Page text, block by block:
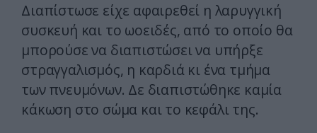
Διαπίστωσε είχε αφαιρεθεί η λαρυγγική
συσκευή και το ωοειδές, από το οποίο θα
μπορούσε να διαπιστώσει να υπήρξε
στραγγαλισμός, η καρδιά κι ένα τμήμα
των πνευμόνων. Δε διαπιστώθηκε καμία
κάκωση στο σώμα και το κεφάλι της.